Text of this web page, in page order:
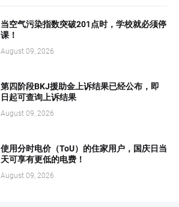
当空气污染指数突破201点时，学校就必须停
课！
August 09, 2026
第四阶段BKJ援助金上诉结果已经公布，即
日起可查询上诉结果
August 09, 2026
使用分时电价（ToU）的住家用户，国庆日当
天可享有更低的电费！
August 09, 2026